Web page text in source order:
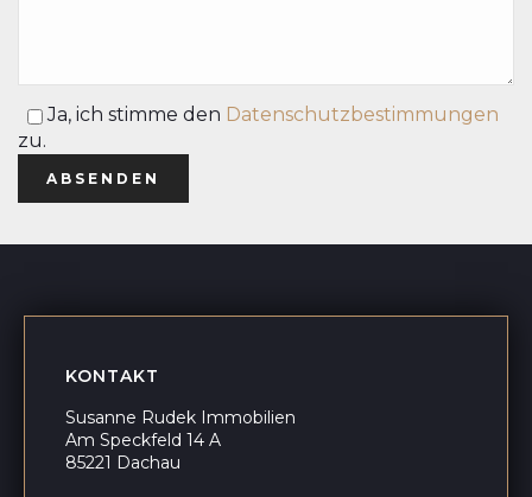
Ja, ich stimme den Datenschutzbestimmungen
zu.
KONTAKT
Susanne Rudek Immobilien
Am Speckfeld 14 A
85221 Dachau